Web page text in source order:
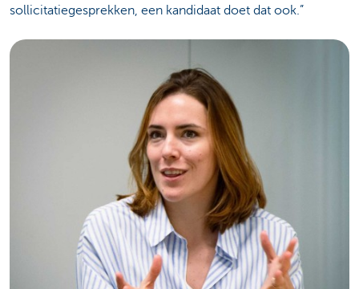
sollicitatiegesprekken, een kandidaat doet dat ook.”